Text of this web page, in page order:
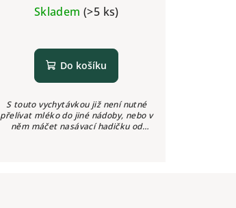
Skladem (>5 ks)
Do košíku
S touto vychytávkou již není nutné
přelívat mléko do jiné nádoby, nebo v
něm máčet nasávací hadičku od